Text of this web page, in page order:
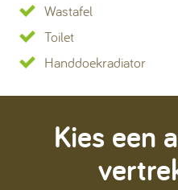
Wastafel
Toilet
Handdoekradiator
Kies een